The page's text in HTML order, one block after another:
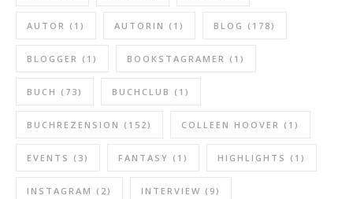
AUTOR (1) AUTORIN (1) BLOG (178)
BLOGGER (1) BOOKSTAGRAMER (1)
BUCH (73) BUCHCLUB (1)
BUCHREZENSION (152) COLLEEN HOOVER (1)
EVENTS (3) FANTASY (1) HIGHLIGHTS (1)
INSTAGRAM (2) INTERVIEW (9)